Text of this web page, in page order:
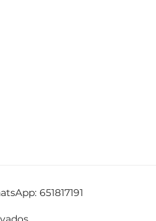
651817191